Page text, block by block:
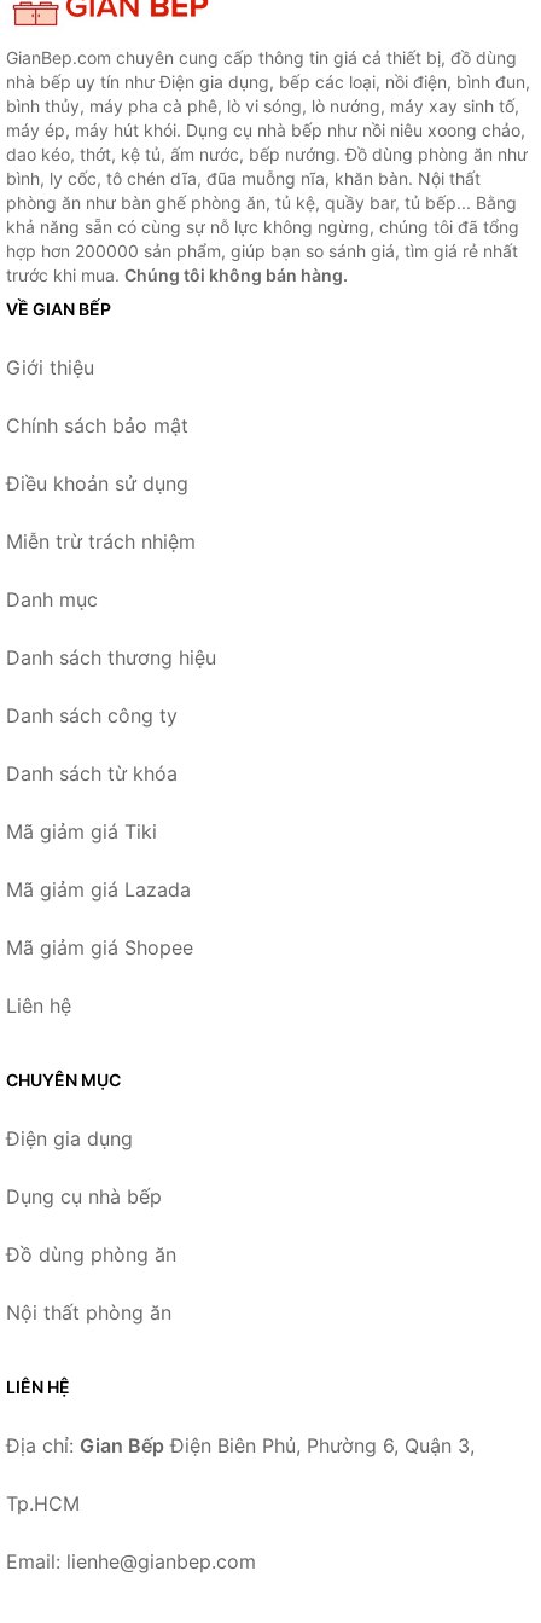
GianBep.com chuyên cung cấp thông tin giá cả thiết bị, đồ dùng
nhà bếp uy tín như Điện gia dụng, bếp các loại, nồi điện, bình đun,
bình thủy, máy pha cà phê, lò vi sóng, lò nướng, máy xay sinh tố,
máy ép, máy hút khói. Dụng cụ nhà bếp như nồi niêu xoong chảo,
dao kéo, thớt, kệ tủ, ấm nước, bếp nướng. Đồ dùng phòng ăn như
bình, ly cốc, tô chén dĩa, đũa muỗng nĩa, khăn bàn. Nội thất
phòng ăn như bàn ghế phòng ăn, tủ kệ, quầy bar, tủ bếp... Bằng
khả năng sẵn có cùng sự nỗ lực không ngừng, chúng tôi đã tổng
hợp hơn 200000 sản phẩm, giúp bạn so sánh giá, tìm giá rẻ nhất
trước khi mua. Chúng tôi không bán hàng.
VỀ GIAN BẾP
Giới thiệu
Chính sách bảo mật
Điều khoản sử dụng
Miễn trừ trách nhiệm
Danh mục
Danh sách thương hiệu
Danh sách công ty
Danh sách từ khóa
Mã giảm giá Tiki
Mã giảm giá Lazada
Mã giảm giá Shopee
Liên hệ
CHUYÊN MỤC
Điện gia dụng
Dụng cụ nhà bếp
Đồ dùng phòng ăn
Nội thất phòng ăn
LIÊN HỆ
Địa chỉ: Gian Bếp Điện Biên Phủ, Phường 6, Quận 3,
Tp.HCM
Email: lienhe@gianbep.com